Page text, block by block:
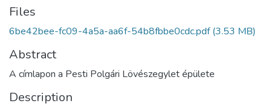
Files
6be42bee-fc09-4a5a-aa6f-54b8fbbe0cdc.pdf(3.53 MB)
Abstract
A címlapon a Pesti Polgári Lövészegylet épülete
Description